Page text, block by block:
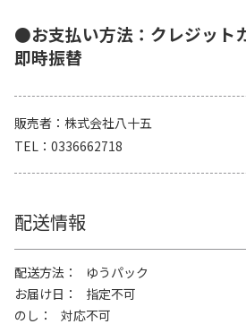
●お支払い方法：クレジット
即時振替
販売者
株式会社八十五
TEL
0336662718
配送情報
配送方法
ゆうパック
お届け日
指定不可
のし
対応不可